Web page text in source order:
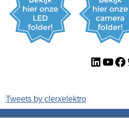
Tweets by clerxelektro